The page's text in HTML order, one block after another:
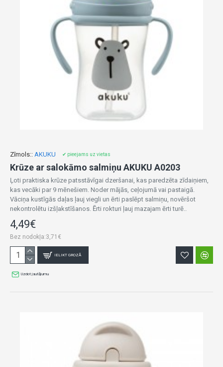
Zīmols:: AKUKU ✔ pieejams uz vietas
Krūze ar salokāmo salmiņu AKUKU A0203
Ļoti praktiska krūze patsstāvīgai dzeršanai, kas paredzēta zīdaiņiem,
kas vecāki par 9 mēnešiem. Noder mājās, ceļojumā vai pastaigā.
Vāciņa kustīgās daļas ļauj viegli un ērti paslēpt salmiņu, novēršot
nekontrolētu izšļakstīšanos. Ērti rokturi ļauj mazajam ērti turē..
4,49€
Bez nodokļa:3,71€
IELIKT GROZĀ
Uzdot jautājumu